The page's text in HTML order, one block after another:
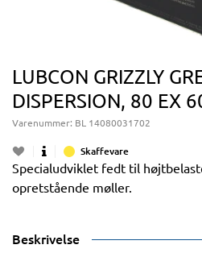
LUBCON GRIZZLY
DISPERSION, 80 EX
Varenummer: BL 14080031702
Skaffevare
Specialudviklet fedt til
opretstående møller.
Beskrivelse